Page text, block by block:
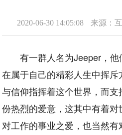
2020-06-30 14:05:08 来源：
有一群人名为Jeeper，他
在属于自己的精彩人生中挥
与信仰指挥着这个世界，而
份热烈的爱意，这其中有着
对工作的事业之爱，也当然